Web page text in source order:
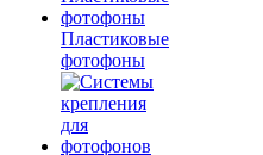
Пластиковые
фотофоны